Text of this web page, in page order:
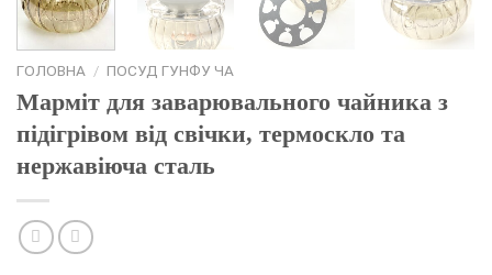
ГОЛОВНА / ПОСУД ГУНФУ ЧА
Марміт для заварювального чайника з
підігрівом від свічки, термоскло та
нержавіюча сталь